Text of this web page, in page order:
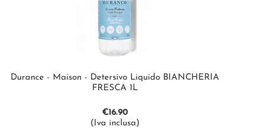
Durance - Maison - Detersivo Liquido BIANCHERIA
FRESCA 1L
€16.90
(Iva inclusa)